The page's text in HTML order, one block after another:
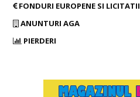
FONDURI EUROPENE SI LICITATII
ANUNTURI AGA
PIERDERI